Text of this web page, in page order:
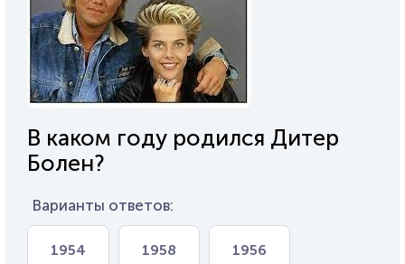
В каком году родился Дитер
Болен?
Варианты ответов:
1954 1958 1956